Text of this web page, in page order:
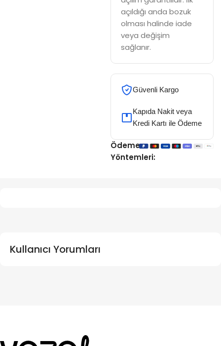
açıldığı anda bozuk
olması halinde iade
veya değişim
sağlanır.
Güvenli Kargo
Kapıda Nakit veya
Kredi Kartı ile Ödeme
Ödeme
Yöntemleri:
Kullanıcı Yorumları